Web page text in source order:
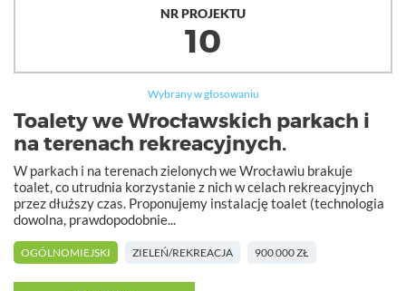
NR PROJEKTU
10
Wybrany w głosowaniu
Toalety we Wrocławskich parkach i
na terenach rekreacyjnych.
W parkach i na terenach zielonych we Wrocławiu brakuje
toalet, co utrudnia korzystanie z nich w celach rekreacyjnych
przez dłuższy czas. Proponujemy instalację toalet (technologia
dowolna, prawdopodobnie...
OGÓLNOMIEJSKI ZIELEŃ/REKREACJA 900 000 ZŁ